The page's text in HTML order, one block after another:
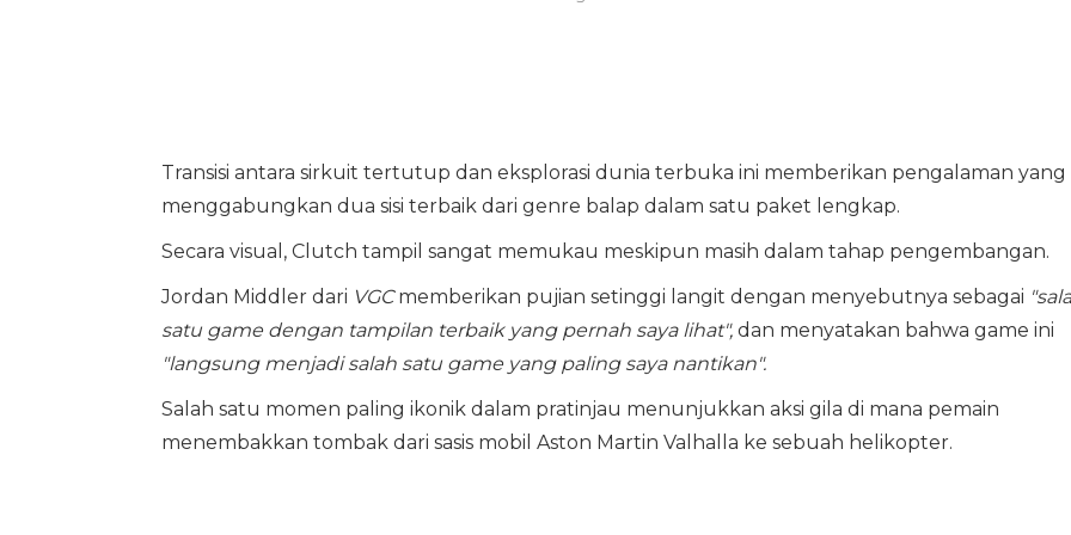
Transisi antara sirkuit tertutup dan eksplorasi dunia terbuka ini memberikan pengalaman yang
menggabungkan dua sisi terbaik dari genre balap dalam satu paket lengkap.
Secara visual, Clutch tampil sangat memukau meskipun masih dalam tahap pengembangan.
Jordan Middler dari VGCmemberikan pujian setinggi langit dengan menyebutnya sebagai
satu game dengan tampilan terbaik yang pernah saya lihat",dan menyatakan bahwa game ini
"langsung menjadi salah satu game yang paling saya nantikan".
Salah satu momen paling ikonik dalam pratinjau menunjukkan aksi gila di mana pemain
menembakkan tombak dari sasis mobil Aston Martin Valhalla ke sebuah helikopter.